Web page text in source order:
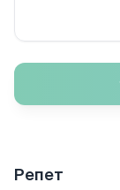
Репет